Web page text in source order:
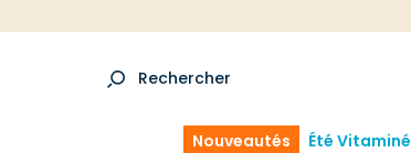
Rechercher
Nouveautés Été Vitaminé